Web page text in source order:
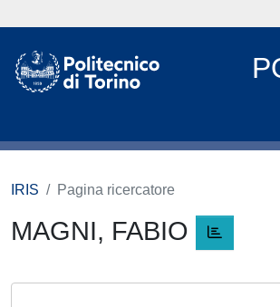
IRIS Pagina ricercatore
MAGNI, FABIO